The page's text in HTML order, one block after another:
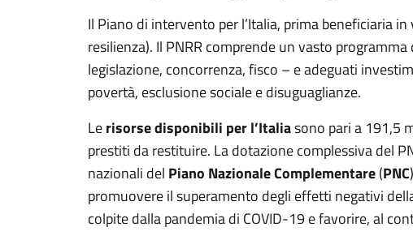
Il Piano di intervento per l’Italia, prima beneficiaria
resilienza). Il PNRR comprende un vasto
legislazione, concorrenza, fisco – e adeguati
povertà, esclusione sociale e disuguaglianze.
Lerisorse disponibili per l’Italiasono pari a 191,5
prestiti da restituire. La dotazione complessiva del
nazionali del Piano Nazionale Complementare(PNC
promuovere il superamento degli effetti negativi
colpite dalla pandemia di COVID-19 e favorire, al